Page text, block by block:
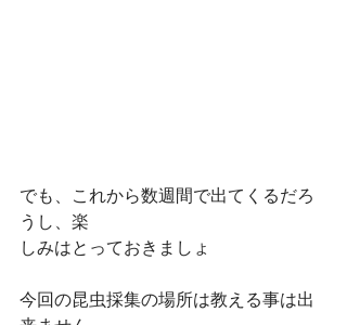
でも、これから数週間で出てくるだろ
うし、楽
しみはとっておきましょ
今回の昆虫採集の場所は教える事は出